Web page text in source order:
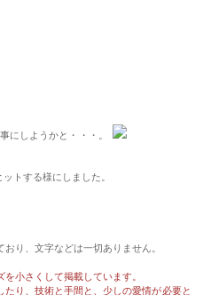
にしようかと・・・。
トする様にしました。
り、文字などは一切ありません。
小さくして掲載しています。
り、技術と手間と、少しの愛情が必要と